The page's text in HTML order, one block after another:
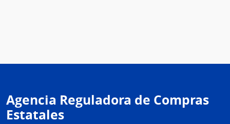
Agencia Reguladora de Compras
Estatales